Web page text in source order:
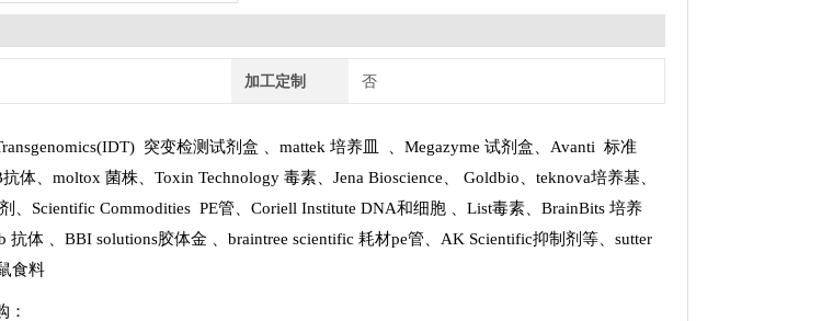
加工定制 否
突变检测试剂盒 mattek 培养皿 Megazyme 试剂盒
Avanti 标准
抗体 moltox 菌株 Toxin Technology 毒素、 Jena Bioscience Goldbio teknova培养基
Scientific Commodities PE管 Coriell Institute DNA和细胞 List毒素、 BrainBits 培养
抗体 BBI solutions胶体金 braintree scientific 耗材pe管 AK Scientific抑制剂等、 sutter
食料
：